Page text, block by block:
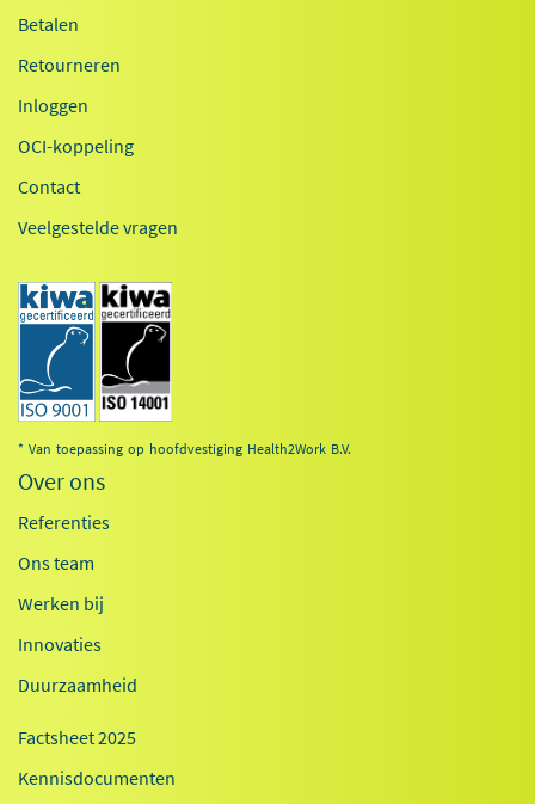
Betalen
Retourneren
Inloggen
OCI-koppeling
Contact
Veelgestelde vragen
* Van toepassing op hoofdvestiging Health2Work B.V.
Over ons
Referenties
Ons team
Werken bij
Innovaties
Duurzaamheid
Factsheet 2025
Kennisdocumenten